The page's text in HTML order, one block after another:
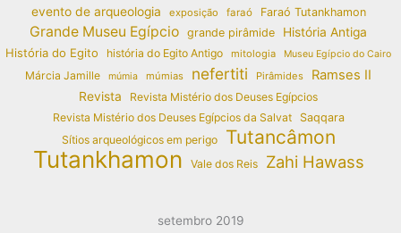
evento de arqueologia exposição faraó Faraó Tutankhamon
Grande Museu Egípcio grande pirâmide
História Antiga
História do Egito
história do Egito Antigo mitologia Museu Egípcio do Cairo
Márcia Jamille múmia múmias nefertiti Pirâmides Ramses II
Revista
Revista Mistério dos Deuses Egípcios
Revista Mistério dos Deuses Egípcios da Salvat
Saqqara
Sítios arqueológicos em perigo
Tutancâmon
Tutankhamon Vale dos Reis Zahi Hawass
setembro 2019